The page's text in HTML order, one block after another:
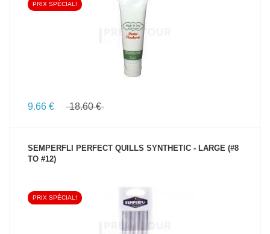
VOIR LE PRODUIT
PRIX SPÉCIAL!
9.66 € 18.60 €
SEMPERFLI PERFECT QUILLS SYNTHETIC - LARGE (#8
TO #12)
VOIR LE PRODUIT
PRIX SPÉCIAL!